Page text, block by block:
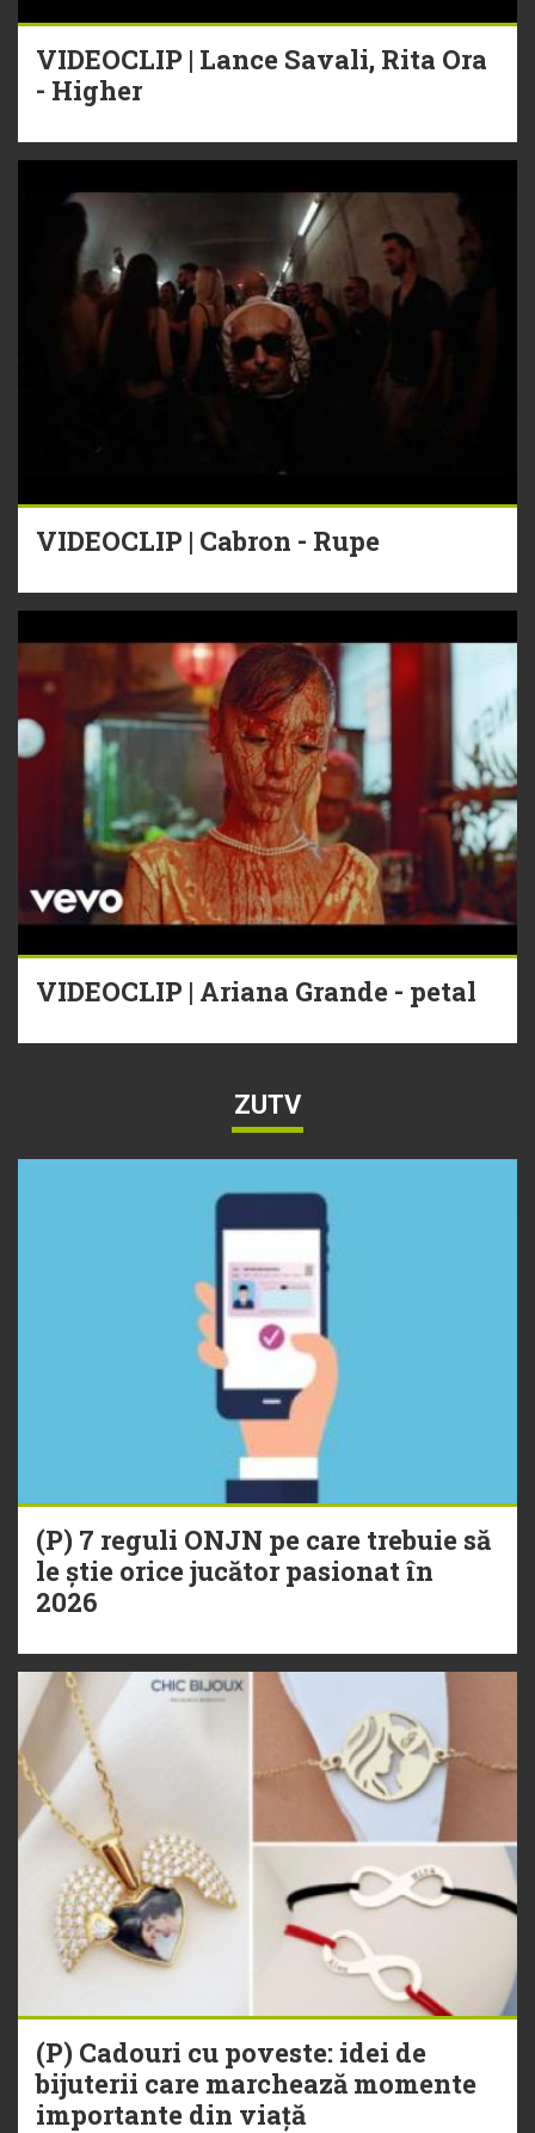
VIDEOCLIP | Lance Savali, Rita Ora
- Higher
VIDEOCLIP | Cabron - Rupe
VIDEOCLIP | Ariana Grande - petal
ZUTV
(P) 7 reguli ONJN pe care trebuie să
le știe orice jucător pasionat în
2026
(P) Cadouri cu poveste: idei de
bijuterii care marchează momente
importante din viață